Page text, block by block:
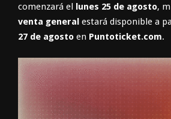
comenzará el lunes 25 de agosto,
venta general estará disponible a
27 de agosto en Puntoticket.com.